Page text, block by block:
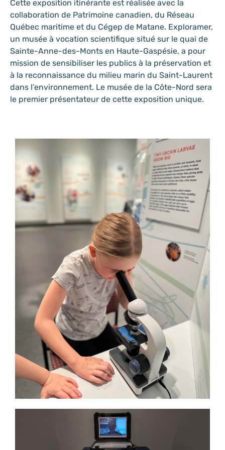
Cette exposition itinérante est réalisée avec la
collaboration de Patrimoine canadien, du Réseau
Québec maritime et du Cégep de Matane. Exploramer,
un musée à vocation scientifique situé sur le quai de
Sainte-Anne-des-Monts en Haute-Gaspésie, a pour
mission de sensibiliser les publics à la préservation et
à la reconnaissance du milieu marin du Saint-Laurent
dans l’environnement. Le musée de la Côte-Nord sera
le premier présentateur de cette exposition unique.